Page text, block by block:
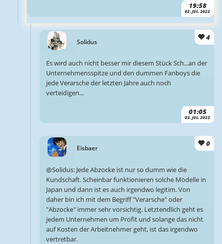
19:58
02. JUL. 2022
Solidus
4
01:05
03. JUL. 2022
Es wird auch nicht besser mir diesem Stück Sch...an der
Unternehmensspitze und den dummen Fanboys die
jede Verarsche der letzten Jahre auch noch
verteidigen...
Eisbaer
0
@Solidus: Jede Abzocke ist nur so dumm wie die
Kundschaft. Scheinbar funktionieren solche Modelle in
Japan und dann ist es auch irgendwo legitim. Von
daher bin ich mit dem Begriff "Verarsche" oder
"Abzocke" immer sehr vorsichtig. Letztendlich geht es
jedem Unternehmen um Profit und solange das nicht
auf Kosten der Arbeitnehmer geht, ist das irgendwo
vertretbar.